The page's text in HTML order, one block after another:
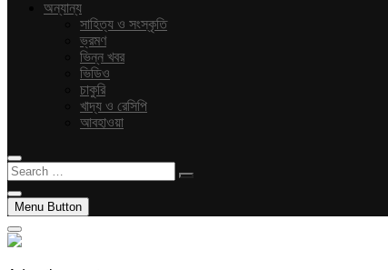
অন্যান্য
সাহিত্য ও সংস্কৃতি
ভ্রমণ
ভিন্ন খবর
ভিডিও
চাকুরি
খাদ্য ও রেসিপি
আবহাওয়া
Search
…
Menu Button